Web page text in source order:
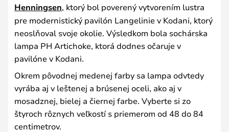
Henningsen, ktorý bol poverený vytvorením lustra
pre modernistický pavilón Langelinie v Kodani, ktorý
neoslňoval svoje okolie. Výsledkom bola sochárska
lampa PH Artichoke, ktorá dodnes očaruje v
pavilóne v Kodani.
Okrem pôvodnej medenej farby sa lampa odvtedy
vyrába aj v leštenej a brúsenej oceli, ako aj v
mosadznej, bielej a čiernej farbe. Vyberte si zo
štyroch rôznych veľkostí s priemerom od 48 do 84
centimetrov.